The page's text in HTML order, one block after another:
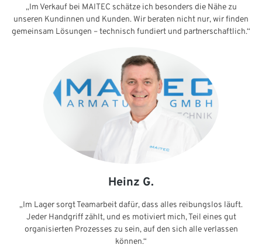
„Im Verkauf bei MAITEC schätze ich besonders die Nähe zu
unseren Kundinnen und Kunden. Wir beraten nicht nur, wir finden
gemeinsam Lösungen – technisch fundiert und partnerschaftlich.“
Heinz G.
„Im Lager sorgt Teamarbeit dafür, dass alles reibungslos läuft.
Jeder Handgriff zählt, und es motiviert mich, Teil eines gut
organisierten Prozesses zu sein, auf den sich alle verlassen
können.“